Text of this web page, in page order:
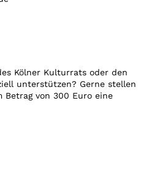
Kölner Kulturrats oder den
unterstützen? Gerne stellen
von 300 Euro eine